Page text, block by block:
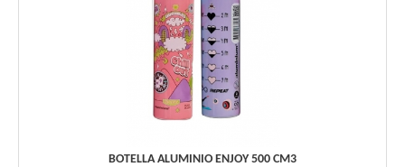
BOTELLA ALUMINIO ENJOY 500 CM3